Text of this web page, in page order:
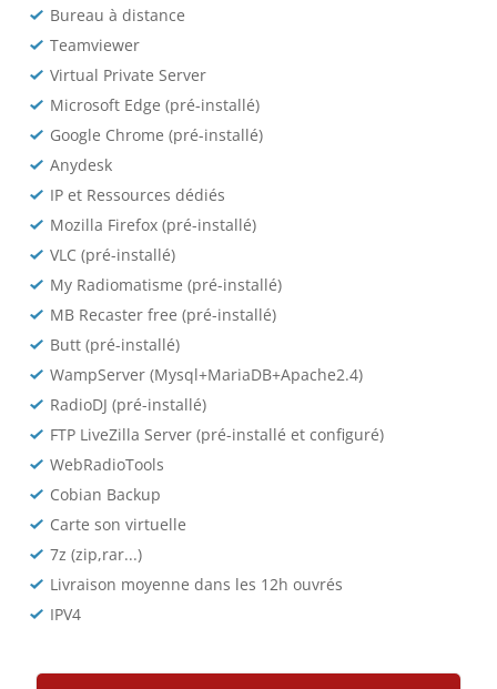
Bureau à distance
Teamviewer
Virtual Private Server
Microsoft Edge (pré-installé)
Google Chrome (pré-installé)
Anydesk
IP et Ressources dédiés
Mozilla Firefox (pré-installé)
VLC (pré-installé)
My Radiomatisme (pré-installé)
MB Recaster free (pré-installé)
Butt (pré-installé)
WampServer (Mysql+MariaDB+Apache2.4)
RadioDJ (pré-installé)
FTP LiveZilla Server (pré-installé et configuré)
WebRadioTools
Cobian Backup
Carte son virtuelle
7z (zip,rar...)
Livraison moyenne dans les 12h ouvrés
IPV4